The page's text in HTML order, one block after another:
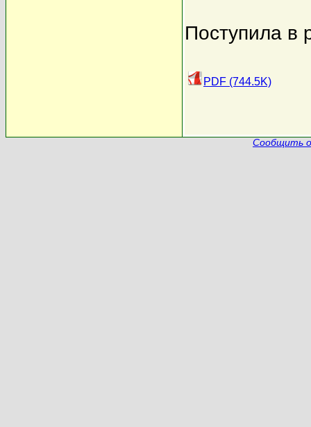
Поступила в
PDF (744.5K)
Сообщить о